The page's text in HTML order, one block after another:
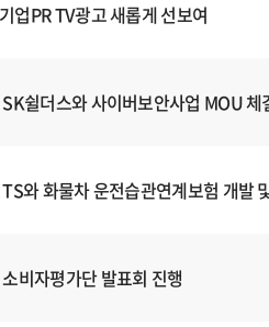
업PR TV광고 새롭게 선보여
쉴더스와 사이버보안사업 MOU 체
와 화물차 운전습관연계보험 개발
비자평가단 발표회 진행